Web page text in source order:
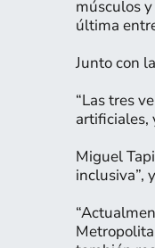
músculos
última
Junto con
“Las tres
artificiales,
Miguel
inclusiva”,